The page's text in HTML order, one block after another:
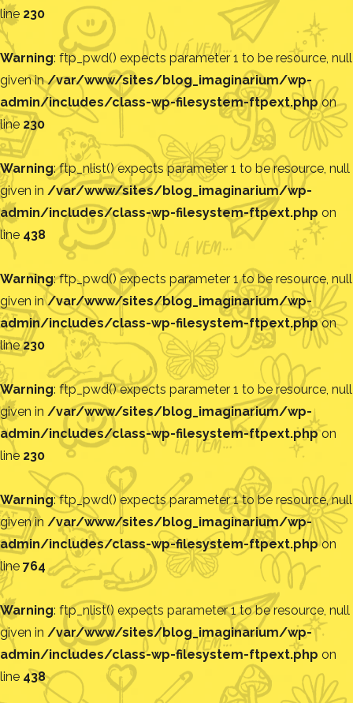
line 230
Warning: ftp_pwd() expects parameter 1 to be resource, null
given in/var/www/sites/blog_imaginarium/wp-
admin/includes/class-wp-filesystem-ftpext.phpon
line 230
Warning: ftp_nlist() expects parameter 1 to be resource, null
given in /var/www/sites/blog_imaginarium/wp-
admin/includes/class-wp-filesystem-ftpext.php on
line 438
Warning: ftp_pwd() expects parameter 1 to be resource, null
given in/var/www/sites/blog_imaginarium/wp-
admin/includes/class-wp-filesystem-ftpext.phpon
line230
Warning: ftp_pwd() expects parameter 1 to be resource, null
given in /var/www/sites/blog_imaginarium/wp-
admin/includes/class-wp-filesystem-ftpext.phpon
line 230
Warning: ftp_pwd() expects parameter 1 to be resource, null
given in /var/www/sites/blog_imaginarium/wp-
admin/includes/class-wp-filesystem-ftpext.phpon
line 764
Warning: ftp_nlist() expects parameter 1 to be resource, null
given in /var/www/sites/blog_imaginarium/wp-
admin/includes/class-wp-filesystem-ftpext.php on
line 438